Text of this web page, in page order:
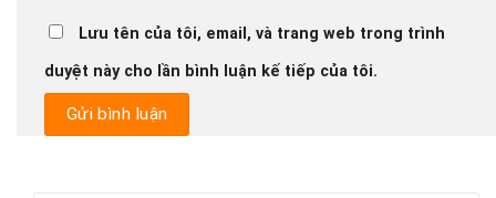
Lưu tên của tôi, email, và trang web trong trình
duyệt này cho lần bình luận kế tiếp của tôi.